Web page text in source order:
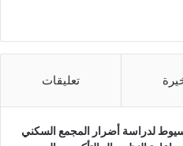
تعليقات
لدراسة أضرار المجمع السكني